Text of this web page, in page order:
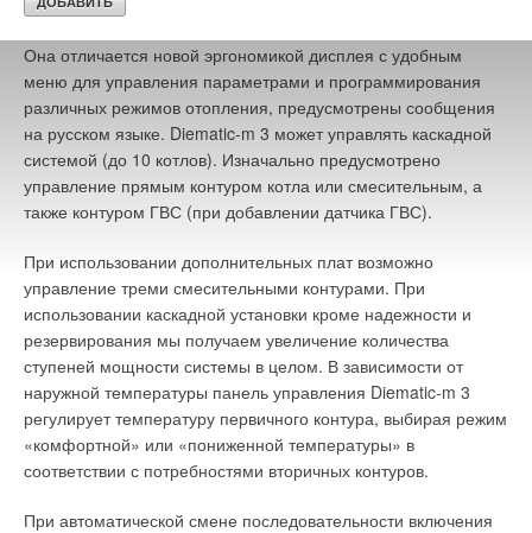
температуры.
Она отличается новой эргономикой дисплея с удобным
меню для управления параметрами и программирования
различных режимов отопления, предусмотрены сообщения
на русском языке. Diematic-m 3 может управлять каскадной
системой (до 10 котлов). Изначально предусмотрено
управление прямым контуром котла или смесительным, а
также контуром ГВС (при добавлении датчика ГВС).
При использовании дополнительных плат возможно
управление треми смесительными контурами. При
использовании каскадной установки кроме надежности и
резервирования мы получаем увеличение количества
ступеней мощности системы в целом. В зависимости от
наружной температуры панель управления Diematic-m 3
регулирует температуру первичного контура, выбирая режим
«комфортной» или «пониженной температуры» в
соответствии с потребностями вторичных контуров.
При автоматической смене последовательности включения
постоянные исследования, проводимые для улучшения
качества приборов и инвестиции в новые разработки — все
это гарантирует потребителю наивысший уровень качества.
Testo разработало и запатентовало множество инноваций. В
общей сложности число патентов компании превысило 360.
Легендарный сенсор влажности Testo был испытан в
ведущих национальных лабораториях и калибровочных
институтах по всему миру в течение пяти лет. Результаты
уникальную долгосрочную стабильность сенсора и
погрешность в 1%ОВ.
На рынке портативных газоанализаторов бренд testo уже
давно стал синонимом приборов высочайшего уровня.
Газоанализаторы testo— обладатели множества премий и
наград. Выпущенный в 2005 г. газоанализатор testo 330
получил золотую медаль Американской ассоциации
монтажных организаций в сфере отопления,
→
Бытовые циркуляционные насосы с механическим
ЖУРНАЛ СОК ЯНВАРЬ 2013
→
Выставка «Мир климата’2006». 2-я международная
выставка в Москве
ЖУРНАЛ СОК АПРЕЛЬ 2006
→ Чиллеры Aqu@Logic: технология успеха
ЖУРНАЛ СОК ЯНВАРЬ 2004
→
Петербургское представительство VENTRADE: первый
ЖУРНАЛ СОК ДЕКАБРЬ 2003
→
Влияние стак‑эффекта на систему противодымной
Уведомления отключены
Комментарии